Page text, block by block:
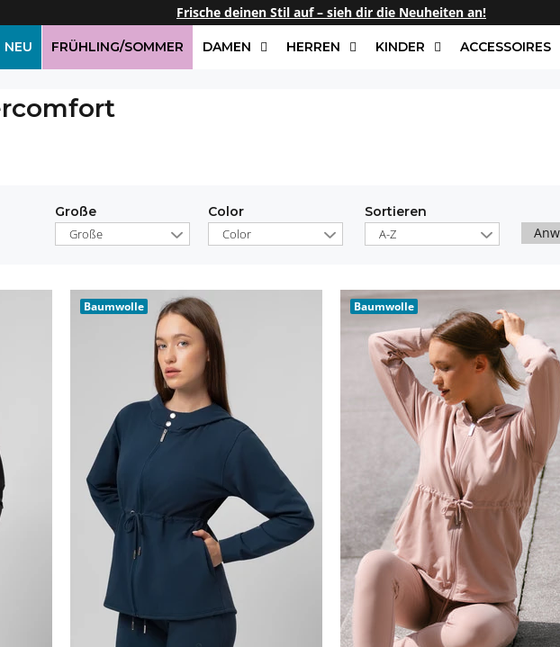
Frische deinen Stil auf – sieh dir die Neuheiten an!
NEU FRÜHLING/SOMMER DAMEN HERREN KINDER ACCESSOIRES
Große
Große
Color
Color
Sortieren
A-Z
Baumwolle Baumwolle